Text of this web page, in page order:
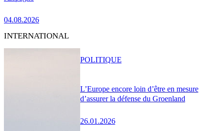
04.08.2026
INTERNATIONAL
L’Europe encore loin d’être en mesure
d’assurer la défense du Groenland
26.01.2026
POLITIQUE